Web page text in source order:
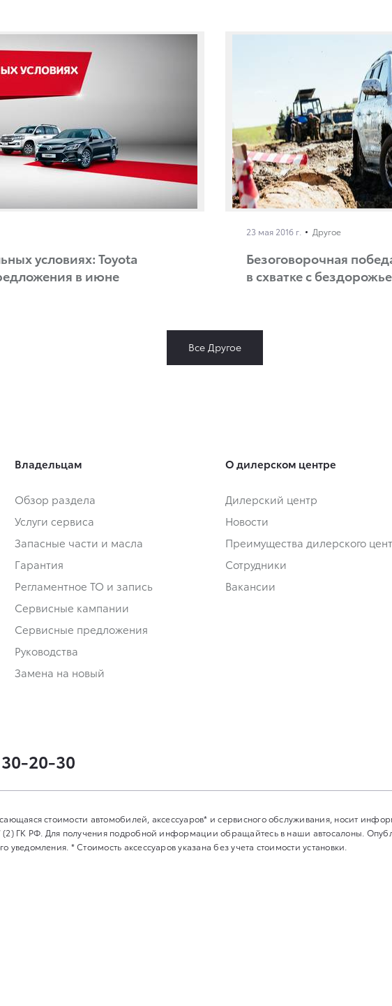
условиях: Toyota
в июне
23 мая 2016 г. Другое
Безоговорочная
в схватке с
Все Другое
Владельцам
Обзор раздела
Услуги сервиса
Запасные части и масла
Гарантия
Регламентное ТО и запись
Сервисные кампании
Сервисные предложения
Руководства
Замена на новый
О дилерском центре
Дилерский центр
Новости
Преимущества дилерского
Сотрудники
Вакансии
20-30
стоимости автомобилей, аксессуаров* и сервисного обслуживания, носит
ГК РФ. Для получения подробной информации обращайтесь в наши автосалоны.
* Стоимость аксессуаров указана без учета стоимости установки.